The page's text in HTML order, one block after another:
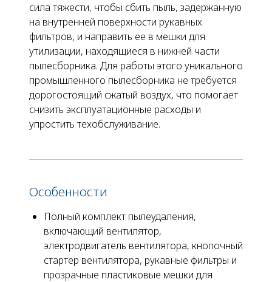
сила тяжести, чтобы сбить пыль, задержанную
на внутренней поверхности рукавных
фильтров, и направить ее в мешки для
утилизации, находящиеся в нижней части
пылесборника. Для работы этого уникального
промышленного пылесборника не требуется
дорогостоящий сжатый воздух, что помогает
снизить эксплуатационные расходы и
упростить техобслуживание.
Особенности
Полный комплект пылеудаления,
включающий вентилятор,
электродвигатель вентилятора, кнопочный
стартер вентилятора, рукавные фильтры и
прозрачные пластиковые мешки для